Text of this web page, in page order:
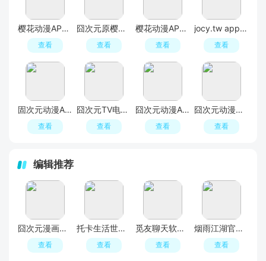
樱花动漫APP最新版本(囧次元)
查看
囧次元原樱花官方入口
查看
樱花动漫APP最新版本(囧次元)
查看
jocy.tw app囧次元官方正版最新版
查看
固次元动漫APP官方正版2026(囧次元)
查看
囧次元TV电视端
查看
囧次元动漫APP正版
查看
囧次元动漫官方入口最新版2026
查看
编辑推荐
囧次元漫画软件
查看
托卡生活世界2026最新版本(Toca World)
查看
觅友聊天软件最新版
查看
烟雨江湖官方正版
查看